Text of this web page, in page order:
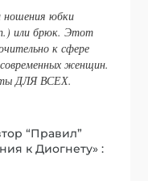
ношения юбки
или брюк. Этот
к сфере
женщин.
ДЛЯ ВСЕХ.
“Правил”
к Диогнету» :